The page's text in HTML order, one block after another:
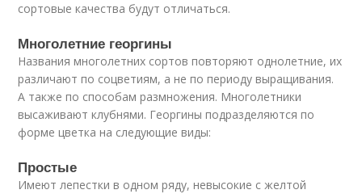
сортовые качества будут отличаться.
Многолетние георгины
Названия многолетних сортов повторяют однолетние, их
различают по соцветиям, а не по периоду выращивания.
А также по способам размножения. Многолетники
высаживают клубнями. Георгины подразделяются по
форме цветка на следующие виды:
Простые
Имеют лепестки в одном ряду, невысокие с желтой